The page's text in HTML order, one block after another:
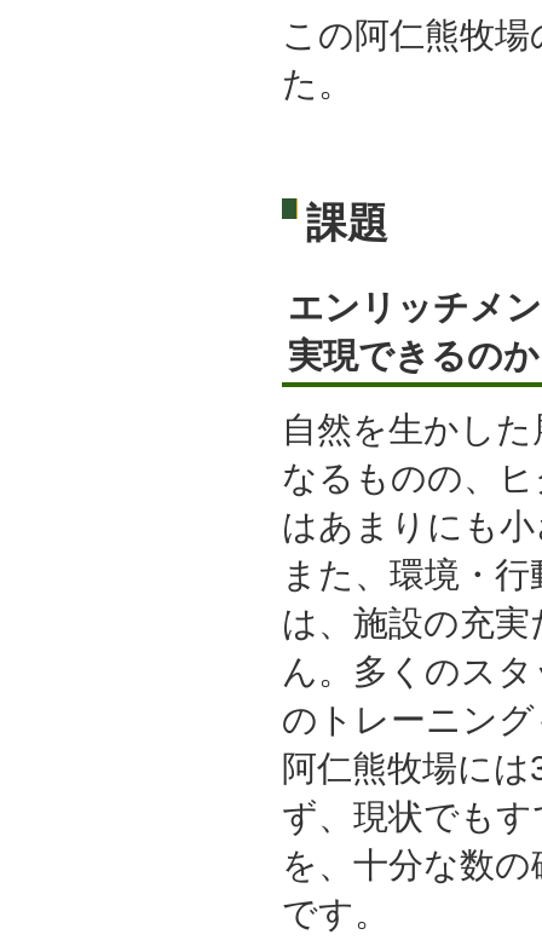
この阿仁熊牧
た。
課題
エンリッチメ
実現できるの
自然を生かし
なるものの、
はあまりにも
また、環境・
は、施設の充
ん。多くのス
のトレーニン
阿仁熊牧場に
ず、現状でも
を、十分な数
です。